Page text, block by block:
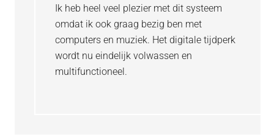
Ik heb heel veel plezier met dit systeem
omdat ik ook graag bezig ben met
computers en muziek. Het digitale tijdperk
wordt nu eindelijk volwassen en
multifunctioneel.